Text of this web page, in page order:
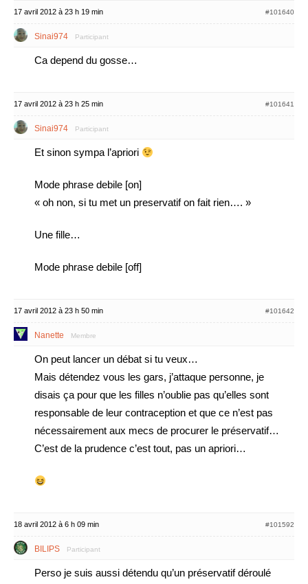
17 avril 2012 à 23 h 19 min #101640
Sinai974 Participant
Ca depend du gosse…
17 avril 2012 à 23 h 25 min #101641
Sinai974 Participant
Et sinon sympa l’apriori
Mode phrase debile [on]
« oh non, si tu met un preservatif on fait rien…. »
Une fille…
Mode phrase debile [off]
17 avril 2012 à 23 h 50 min #101642
Nanette Membre
On peut lancer un débat si tu veux…
Mais détendez vous les gars, j’attaque personne, je
disais ça pour que les filles n’oublie pas qu’elles sont
responsable de leur contraception et que ce n’est pas
nécessairement aux mecs de procurer le préservatif…
C’est de la prudence c’est tout, pas un apriori…
18 avril 2012 à 6 h 09 min #101592
BILIPS Participant
Perso je suis aussi détendu qu’un préservatif déroulé